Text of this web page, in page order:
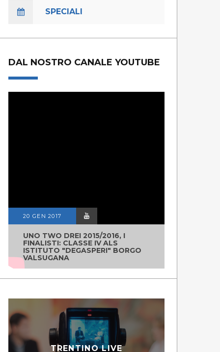
SPECIALI
DAL NOSTRO CANALE YOUTUBE
20 GEN 2017
UNO TWO DREI 2015/2016, I
FINALISTI: CLASSE IV ALS
ISTITUTO "DEGASPERI" BORGO
VALSUGANA
TRENTINO LIVE